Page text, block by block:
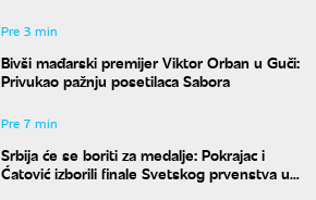
Pre 3 min
Bivši mađarski premijer Viktor Orban u Guči:
Privukao pažnju posetilaca Sabora
Pre 7 min
Srbija će se boriti za medalje: Pokrajac i
Ćatović izborili finale Svetskog prvenstva u